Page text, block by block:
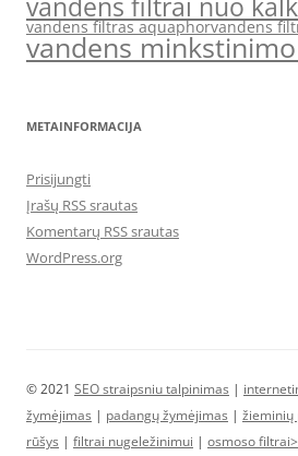
vandens filtras aquaphorvandens
vandens
METAINFORMACIJA
Prisijungti
Įrašų RSS srautas
Komentarų RSS srautas
WordPress.org
© 2021 SEO straipsniu talpinimas |
žymėjimas | padangų žymėjimas | žieminių
rūšys | filtrai nugeležinimui | osmoso